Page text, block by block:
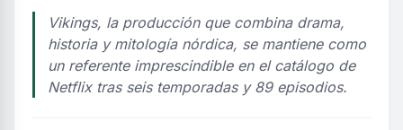
Vikings, la producción que combina drama,
historia y mitología nórdica, se mantiene como
un referente imprescindible en el catálogo de
Netflix tras seis temporadas y 89 episodios.